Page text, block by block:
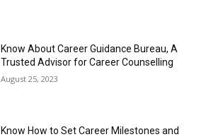
Know About Career Guidance Bureau, A
Trusted Advisor for Career Counselling
August 25, 2023
Know How to Set Career Milestones and